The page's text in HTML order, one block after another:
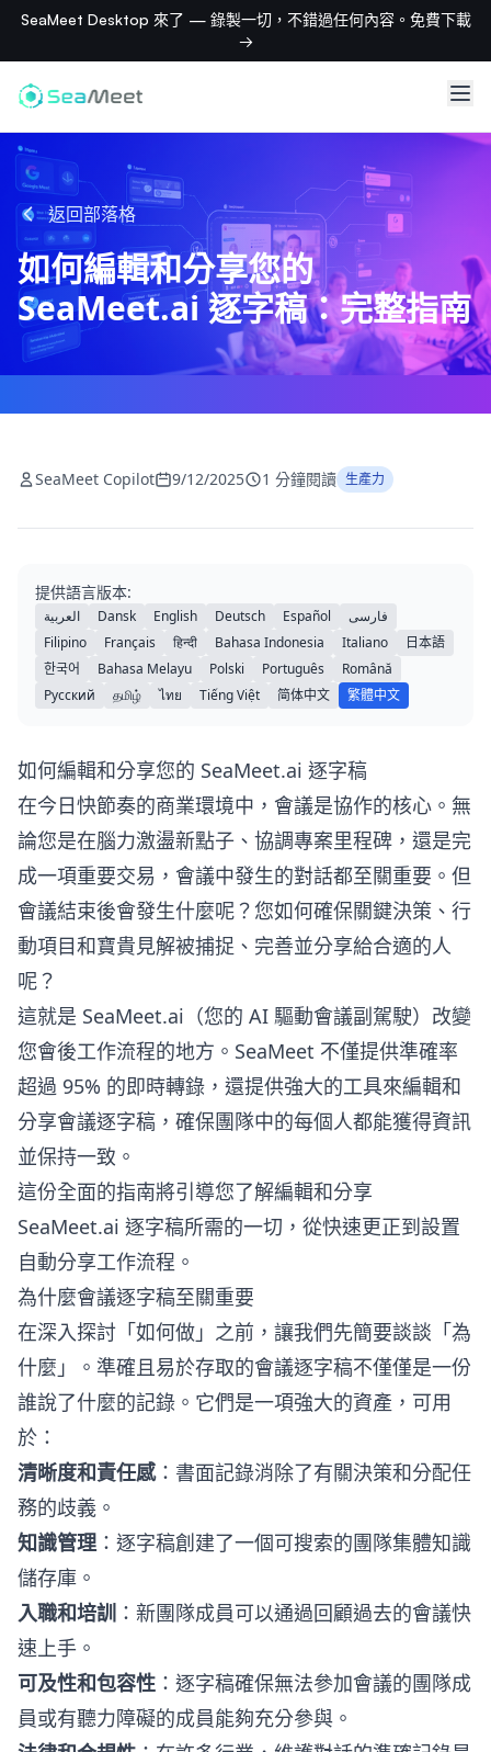
SeaMeet Desktop 來了 — 錄製一切，不錯過任何內容。免費下載
→
返回部落格
如何編輯和分享您的
SeaMeet.ai 逐字稿：完整指南
SeaMeet Copilot 9/12/2025 1 分鐘閱讀 生產力
提供語言版本:
العربية Dansk English Deutsch Español
فارسی
Filipino
Français हिन्दी Bahasa Indonesia Italiano
日本語
한국어
Bahasa Melayu Polski Português
Română
Русский
தமிழ் ไทย Tiếng Việt 简体中文 繁體中文
如何編輯和分享您的 SeaMeet.ai 逐字稿
在今日快節奏的商業環境中，會議是協作的核心。無
論您是在腦力激盪新點子、協調專案里程碑，還是完
成一項重要交易，會議中發生的對話都至關重要。但
會議結束後會發生什麼呢？您如何確保關鍵決策、行
動項目和寶貴見解被捕捉、完善並分享給合適的人
呢？
這就是 SeaMeet.ai（您的 AI 驅動會議副駕駛）改變
您會後工作流程的地方。SeaMeet 不僅提供準確率
超過 95% 的即時轉錄，還提供強大的工具來編輯和
分享會議逐字稿，確保團隊中的每個人都能獲得資訊
並保持一致。
這份全面的指南將引導您了解編輯和分享
SeaMeet.ai 逐字稿所需的一切，從快速更正到設置
自動分享工作流程。
為什麼會議逐字稿至關重要
在深入探討「如何做」之前，讓我們先簡要談談「為
什麼」。準確且易於存取的會議逐字稿不僅僅是一份
誰說了什麼的記錄。它們是一項強大的資產，可用
於：
清晰度和責任感：書面記錄消除了有關決策和分配任
務的歧義。
知識管理：逐字稿創建了一個可搜索的團隊集體知識
儲存庫。
入職和培訓 ：新團隊成員可以通過回顧過去的會議快
速上手。
可及性和包容性 ：逐字稿確保無法參加會議的團隊成
員或有聽力障礙的成員能夠充分參與。